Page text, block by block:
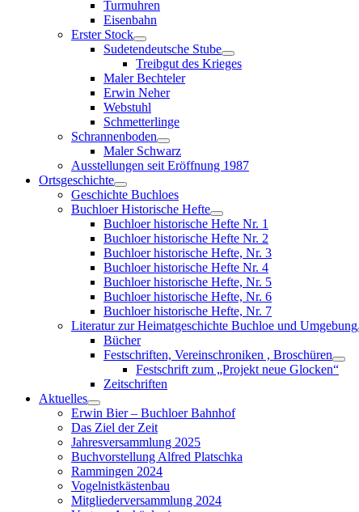
Turmuhren
Eisenbahn
Erster Stock
Show
sub
menu
Sudetendeutsche Stube
Show
sub
Treibgut des Krieges
Maler Bechteler
Erwin Neher
Webstuhl
Schmetterlinge
Schrannenboden
Show
sub
menu
Maler Schwarz
Ausstellungen seit Eröffnung 1987
Ortsgeschichte
Show
sub
menu
Geschichte Buchloes
Buchloer Historische Hefte
Show
sub
menu
Buchloer historische Hefte Nr. 1
Buchloer historische Hefte Nr. 2
Buchloer historische Hefte, Nr. 3
Buchloer historische Hefte Nr. 4
Buchloer historische Hefte, Nr. 5
Buchloer historische Hefte, Nr. 6
Buchloer historische Hefte, Nr. 7
Literatur zur Heimatgeschichte Buchloe und Umgebung
Bücher
Festschriften, Vereinschroniken , Broschüren
Show
sub
Festschrift zum „Projekt neue Glocken“
Zeitschriften
Aktuelles
Show
sub
menu
Erwin Bier – Buchloer Bahnhof
Das Ziel der Zeit
Jahresversammlung 2025
Buchvorstellung Alfred Platschka
Rammingen 2024
Vogelnistkästenbau
Mitgliederversammlung 2024